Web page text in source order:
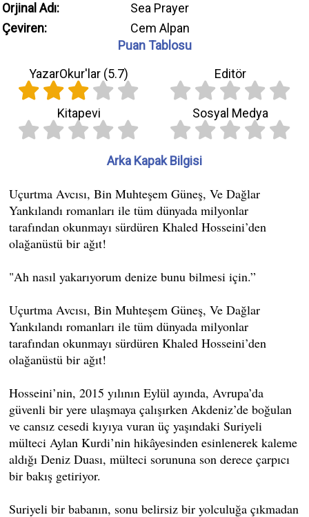
Orjinal Adı:
Sea Prayer
Çeviren:
Cem Alpan
Puan Tablosu
YazarOkur'lar (5.7) Editör
Kitapevi Sosyal Medya
Arka Kapak Bilgisi